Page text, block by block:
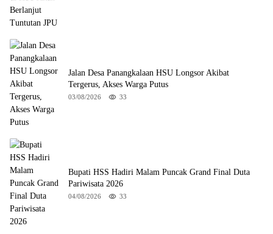
Jalan Desa Panangkalaan HSU Longsor Akibat
Tergerus, Akses Warga Putus
03/08/2026 33
Bupati HSS Hadiri Malam Puncak Grand Final Duta
Pariwisata 2026
04/08/2026 33